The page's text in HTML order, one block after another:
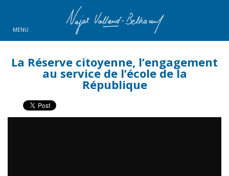
MENU
La Réserve citoyenne, l’engagement
au service de l’école de la
République